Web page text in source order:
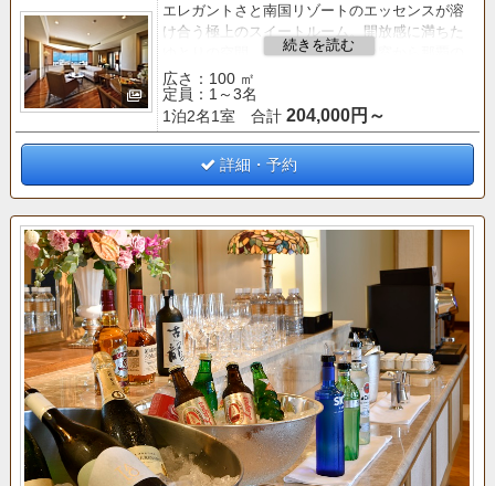
エレガントさと南国リゾートのエッセンスが溶
け合う極上のスイートルーム。開放感に満ちた
ゆとりの空間、コーナーの大きな窓から那覇の
夜景を一望する美しい眺望が贅沢な時間を演出
いたします。
■専用ラウンジのご案内（営業時間 8：00～19：
00）■
○朝食（コンチネンタルブレックファスト）8：0
○ティータイム（コーヒー、紅茶、ケーキなど）
14：00～16：00
○アペリティフタイム（アルコール、カナッペな
ど）17：00～19：00
○ナイトキャップ（リビングルーム「マロード」
にて提供）20：00～21：00
○新聞、雑誌類のご用意
○会議室のご利用（要予約）
○男性用サウナのご利用（12：00～20：00）
○シューシャインサービス（24時間）
○ターンダウンサービス（お休みのご準備）
広さ：100 ㎡
定員：1～3名
1泊2名1室 合計 204,000円～
詳細・予約